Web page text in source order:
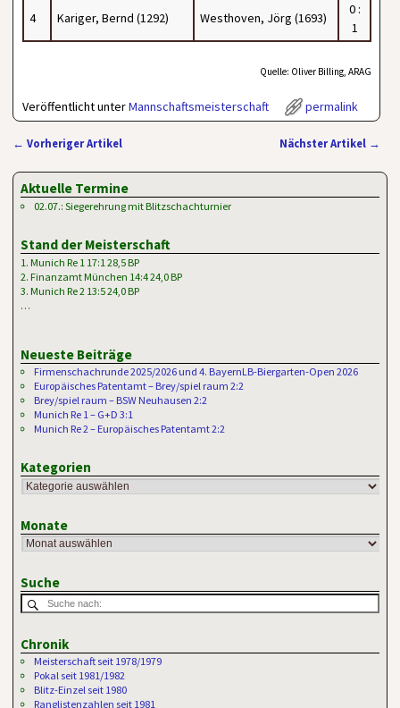
4 Kariger, Bernd (1292) Westhoven, Jörg (1693)
0 :
1
Quelle: Oliver Billing, ARAG
Veröffentlicht unterMannschaftsmeisterschaft permalink
← Vorheriger Artikel Nächster Artikel →
Aktuelle Termine
02.07.: Siegerehrung mit Blitzschachturnier
Stand der Meisterschaft
1. Munich Re 1 17:1 28,5 BP
2. Finanzamt München 14:4 24,0 BP
3. Munich Re 2 13:5 24,0 BP
…
Neueste Beiträge
Firmenschachrunde 2025/2026 und 4. BayernLB-Biergarten-Open 2026
Europäisches Patentamt – Brey/spiel raum 2:2
Brey/spiel raum – BSW Neuhausen 2:2
Munich Re 1 – G+D 3:1
Munich Re 2 – Europäisches Patentamt 2:2
Kategorien
Monate
Suche
Chronik
Meisterschaft seit 1978/1979
Pokal seit 1981/1982
Blitz-Einzel seit 1980
Ranglistenzahlen seit 1981